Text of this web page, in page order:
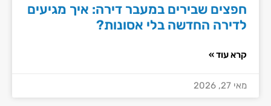
חפצים שבירים במעבר דירה: איך מגיעים
לדירה החדשה בלי אסונות?
קרא עוד »
מאי 27, 2026